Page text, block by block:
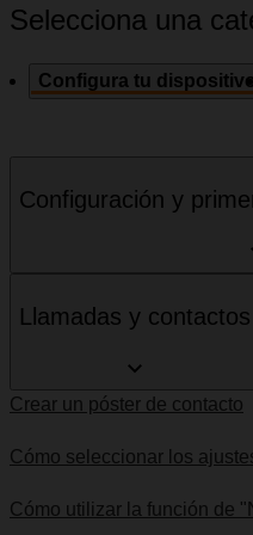
Selecciona una
Configura tu
Configuración y
Llamadas y contactos
Crear un póster de contacto
Cómo seleccionar los
Cómo utilizar la función de